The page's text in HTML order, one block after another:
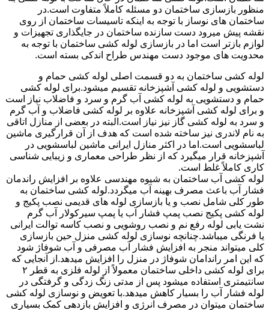
منظور بازسازی ساختمان دو مسئله کاملاً متفاوت است.در
ساختمان های نوساز با توجه به اینکه تاسیسات ساختمان از روی
نقشه پیش میرود دست سازنده ساختمان در جایگذاری تجهیزات و
لوازم بازتر است اما در بازسازی لوله کشی ساختمان با توجه به
محدویت های موجود دست مهندس طراح اندکی بسته است.
لوله کشی ساختمان به دو قسمت اصلی لوله کشی حمام و
دستشویی و لوله کشی آشپزخانه تقسیم میشود.برای لوله کشی
حمام و دستشویی به لوله کشی آب گرم و سرد و فاضلاب نیاز است
و برای لوله کشی آشپزخانه علاوه بر لوله کشی فاضلاب و آب گرم
و سرد به لوله کشی گاز نیز نیاز است.البته در بعضی از منازل اتاقی
به نام لاندری نیز ساخته شده است که هدف از آن قرارگیری ماشین
لباسشویی است.اما در اکثر منازل ایرانی ماشین لباسشویی در
آشپزخانه قرار میگیرد که از نظر طراحی معماری و زیبایی شناسی
کاری کاملاً غلط است.
لوله کشی آب ساختمان به شیوه مهندسی علاوه بر افزایش راندمان
فشار آب باعث مصرف بهینه آب میگردد.لوله کشی ساختمان به
طور کلی شامل نصب و یا بازسازی لوله های قدیمی نصب پکیج و
لوله کشی پکیج نصب پمپ فشار آب یا پمپ سیرکولار آب گرم
نشت یابی لوله رفع نم و نصب روشویی و نصب کاسه توالت ایرانی
یا فرنگی میباشد.چنانچه نوسازی لوله کشی منزل حین بازسازی
کلی میتواند منجر به افزایش فشار آب مصرفی و آب شوفاژ شود
که این امر راندامان شوفاژ در منزل را افزایش میدهد.از آنجایی که
برای لوله کشی داخلی ساختمان معمولاً از لوله فلزی به قطر ۲
سانتیمتری استفاده میشود پس از مدتی زنگ زدگی و گرفتگی در
لوله فشار آب را بسیار کاهش میدهد.با تعویض و نوسازی لوله کشی
ساختمان میتوان در مصرف انرژی و افزایش بازدهی کمک بسیاری